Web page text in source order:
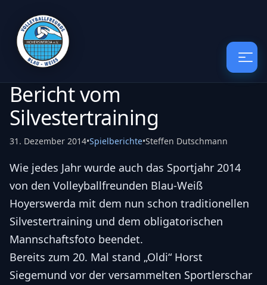
Bericht vom
Silvestertraining
31. Dezember 2014•Spielberichte•Steffen Dutschmann
Wie jedes Jahr wurde auch das Sportjahr 2014
von den Volleyballfreunden Blau-Weiß
Hoyerswerda mit dem nun schon traditionellen
Silvestertraining und dem obligatorischen
Mannschaftsfoto beendet.
Bereits zum 20. Mal stand „Oldi“ Horst
Siegemund vor der versammelten Sportlerschar